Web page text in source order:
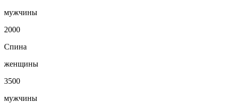
мужчины
2000
Спина
женщины
3500
мужчины